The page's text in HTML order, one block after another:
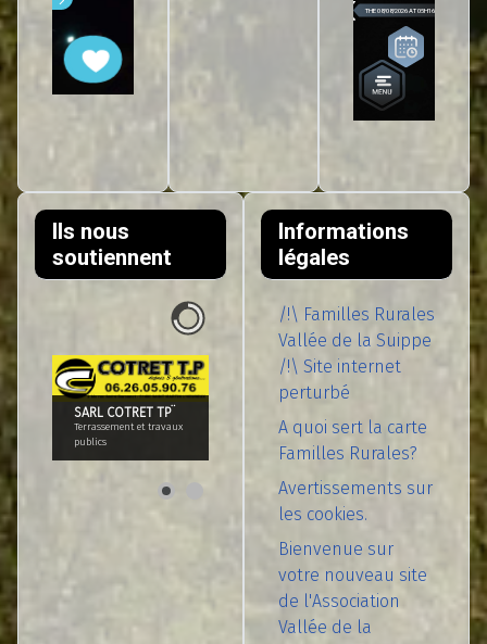
Ils nous
soutiennent
SARL COTRET TP¨
Terrassement et travaux
publics
Informations
légales
/!\ Familles Rurales
Vallée de la Suippe
/!\ Site internet
perturbé
A quoi sert la carte
Familles Rurales?
Avertissements sur
les cookies.
Bienvenue sur
votre nouveau site
de l'Association
Vallée de la